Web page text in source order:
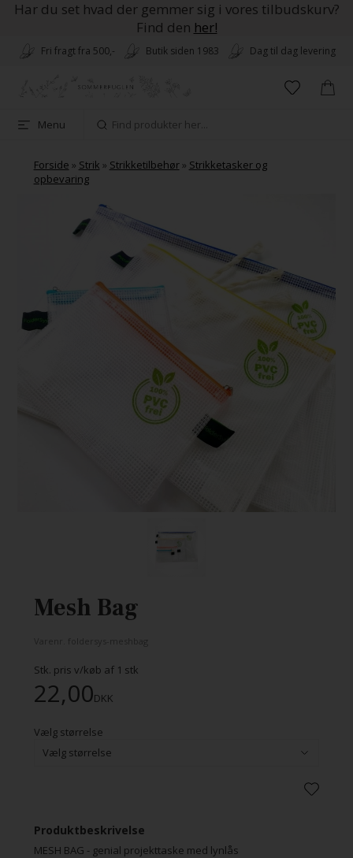
Har du set hvad der gemmer sig i vores tilbudskurv?
Find den her!
Fri fragt fra 500,- Butik siden 1983 Dag til dag levering
Menu
Forside » Strik » Strikketilbehør» Strikketasker og
opbevaring
Mesh Bag
foldersys-meshbag
Stk. pris v/køb af 1 stk
22,00DKK
Vælg størrelse
Produktbeskrivelse
MESH BAG - genial projekttaske med lynlås